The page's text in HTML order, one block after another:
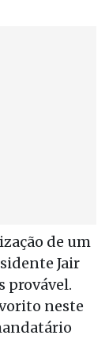
de um
Jair
provável.
neste